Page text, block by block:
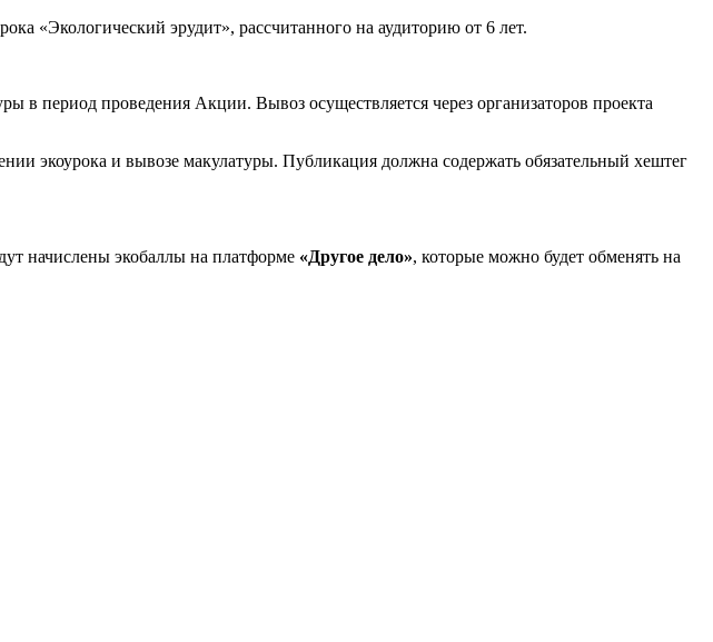
«Экологический эрудит», рассчитанного на аудиторию от 6 лет.
в период проведения Акции. Вывоз осуществляется через организаторов проекта
экоурока и вывозе макулатуры. Публикация должна содержать обязательный хештег
начислены экобаллы на платформе «Другое дело», которые можно будет обменять на